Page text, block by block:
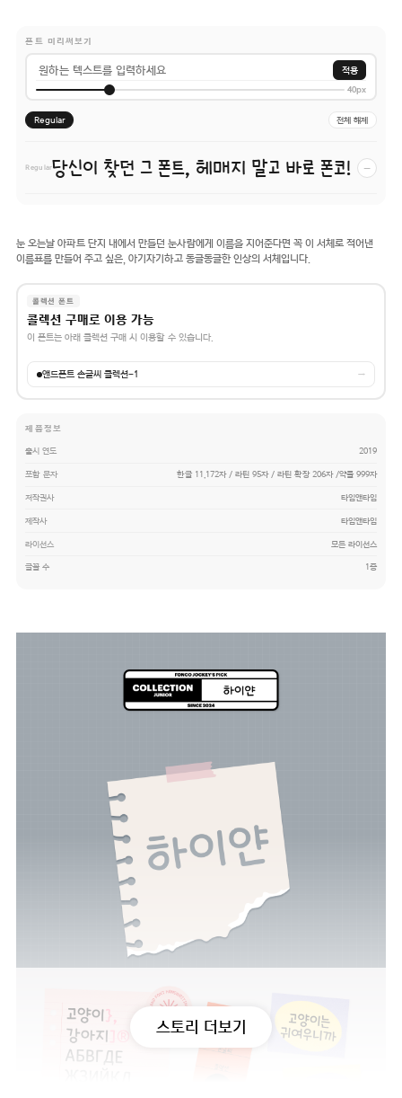
폰트 미리써보기
적용
40px
Regular 전체 해제
Regular당신이 찾던 그 폰트, 헤매지 말고 바로 폰코! −
눈 오는날 아파트 단지 내에서 만들던 눈사람에게 이름을 지어준다면 꼭 이 서체로 적어낸
이름표를 만들어 주고 싶은, 아기자기하고 동글동글한 인상의 서체입니다.
콜렉션 폰트
콜렉션 구매로 이용 가능
이 폰트는 아래 콜렉션 구매 시 이용할 수 있습니다.
앤드폰트 손글씨 콜렉션-1 →
제품정보
출시 연도 2019
포함 문자 한글 11,172자 / 라틴 95자 / 라틴 확장 206자 /약물 999자
저작권사 타입앤타입
제작사 타입앤타입
라이선스 모든 라이선스
글꼴 수 1종
스토리 더보기